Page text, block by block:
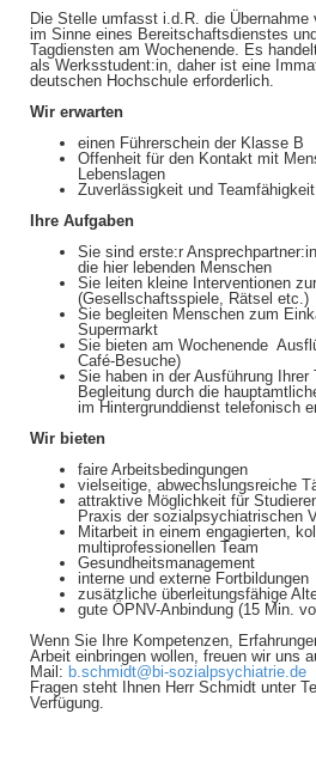
Die Stelle umfasst i.d.R. die
im Sinne eines Bereitschaftsdienstes
Tagdiensten am Wochenende. Es
als Werksstudent:in, daher ist eine
deutschen Hochschule erforderlich.
Wir erwarten
einen Führerschein der Klasse B
Offenheit für den Kontakt mit
Lebenslagen
Zuverlässigkeit und Teamfähigkeit
Ihre Aufgaben
Sie sind erste:r
die hier lebenden Menschen
Sie leiten kleine Interventionen
(Gesellschaftsspiele, Rätsel etc.)
Sie begleiten Menschen zum
Supermarkt
Sie bieten am Wochenende
Café-Besuche)
Sie haben in der Ausführung Ihrer
Begleitung durch die
im Hintergrunddienst telefonisch
Wir bieten
faire Arbeitsbedingungen
vielseitige, abwechslungsreiche
attraktive Möglichkeit für
Praxis der sozialpsychiatrischen
Mitarbeit in einem engagierten,
multiprofessionellen Team
Gesundheitsmanagement
interne und externe Fortbildungen
zusätzliche überleitungsfähige
gute ÖPNV-Anbindung (15 Min.
Wenn Sie Ihre Kompetenzen,
Arbeit einbringen wollen, freuen wir uns
Mail: b.schmidt@bi-sozialpsychiatrie.de
Fragen steht Ihnen Herr Schmidt unter
Verfügung.